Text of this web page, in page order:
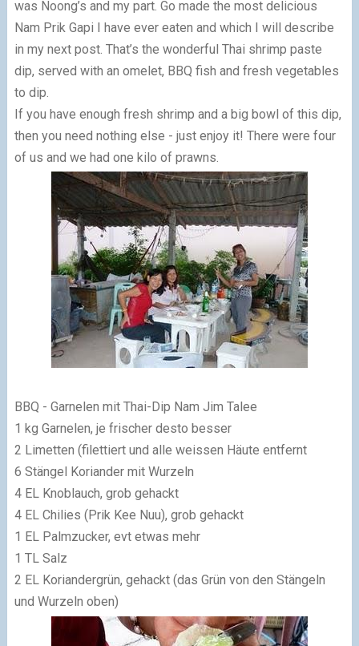
was Noong’s and my part. Go made the most delicious
Nam Prik Gapi I have ever eaten and which I will describe
in my next post. That’s the wonderful Thai shrimp paste
dip, served with an omelet, BBQ fish and fresh vegetables
to dip.
If you have enough fresh shrimp and a big bowl of this dip,
then you need nothing else - just enjoy it! There were four
of us and we had one kilo of prawns.
BBQ - Garnelen mit Thai-Dip Nam Jim Talee
1 kg Garnelen, je frischer desto besser
2 Limetten (filettiert und alle weissen Häute entfernt
6 Stängel Koriander mit Wurzeln
4 EL Knoblauch, grob gehackt
4 EL Chilies (Prik Kee Nuu), grob gehackt
1 EL Palmzucker, evt etwas mehr
1 TL Salz
2 EL Koriandergrün, gehackt (das Grün von den Stängeln
und Wurzeln oben)